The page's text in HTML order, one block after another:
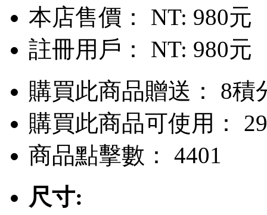
本店售價： NT: 980元
註冊用戶： NT: 980元
購買此商品贈送： 8積
購買此商品可使用：
商品點擊數： 4401
尺寸: